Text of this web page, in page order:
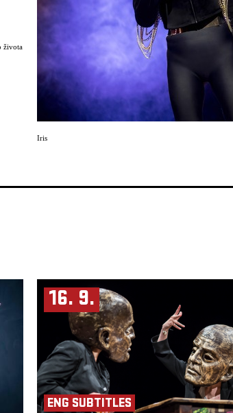
života
a
Iris
16. 9.
ENG SUBTITLES